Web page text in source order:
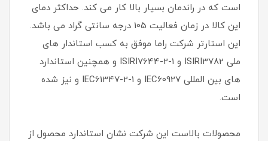
است که در راندمان بسیار بالا کار می کند. حداکثر دمای
این کالا در زمان فعالیت 105 درجه سانتی گراد می باشد.
این استارتر شرکت راما موفق به کسب استاندار های
ملی ISIRI3782 و ISIRI7644-2-1 و همچنین استاندارد
های بین المللی IEC60927 و IEC61347-2-1 و نیز شده
است.
محصولات بالاست اين شركت نشان استاندارد محصول از